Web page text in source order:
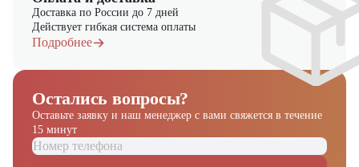
Доставка по России до 7 дней
Действует гибкая система оплаты
Подробнее
Остались вопросы?
Оставьте заявку и наш менеджер с вами свяжется в течение
15 минут